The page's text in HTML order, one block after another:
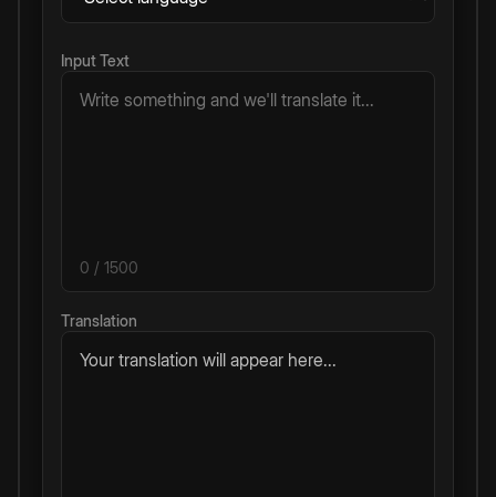
Input Text
0 / 1500
Translation
Your translation will appear here...